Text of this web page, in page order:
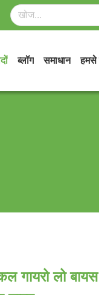
ब्लॉग समाधान हमसे
गायरो लो